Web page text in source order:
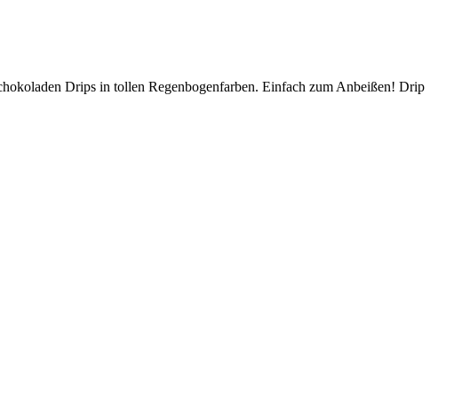
Drips in tollen Regenbogenfarben. Einfach zum Anbeißen! Drip